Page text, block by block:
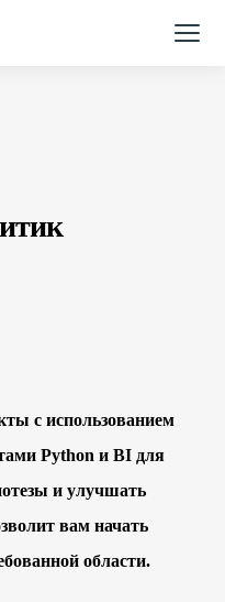
с использованием
Python и BI для
и улучшать
вам начать
области.